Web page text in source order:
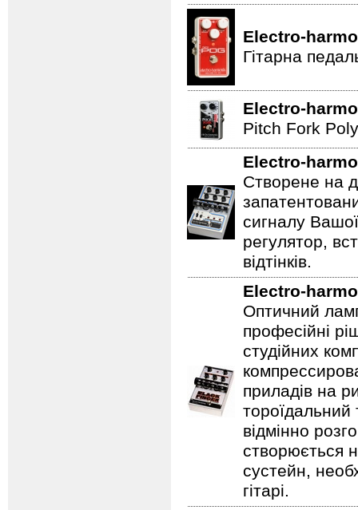
Electro-
Гітарна
Electro-
Pitch Fork
Electro-
Створене на
сигналу
регулятор,
відтінків.
Electro-
Оптичний
професійні
студійних
приладів на
відмінно
створюється
сустейн,
гітарі.